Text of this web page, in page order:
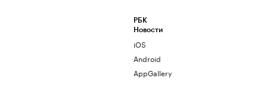
РБК
Новости
iOS
Android
AppGallery